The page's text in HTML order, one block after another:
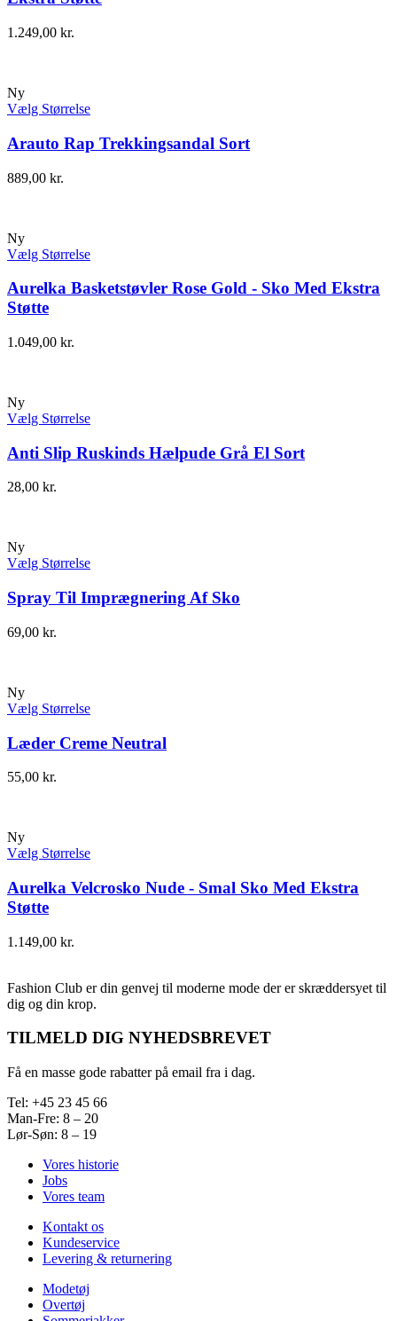
1.249,00 kr.
Ny
Vælg Størrelse
Arauto Rap Trekkingsandal Sort
889,00 kr.
Ny
Vælg Størrelse
Aurelka Basketstøvler Rose Gold - Sko Med Ekstra
Støtte
1.049,00 kr.
Ny
Vælg Størrelse
Anti Slip Ruskinds Hælpude Grå El Sort
28,00 kr.
Ny
Vælg Størrelse
Spray Til Imprægnering Af Sko
69,00 kr.
Ny
Vælg Størrelse
Læder Creme Neutral
55,00 kr.
Ny
Vælg Størrelse
Aurelka Velcrosko Nude - Smal Sko Med Ekstra
Støtte
1.149,00 kr.
Fashion Club er din genvej til moderne mode der er skræddersyet til
dig og din krop.
TILMELD DIG NYHEDSBREVET
Få en masse gode rabatter på email fra i dag.
Tel: +45 23 45 66
Man-Fre: 8 – 20
Lør-Søn: 8 – 19
Vores historie
Jobs
Vores team
Kontakt os
Kundeservice
Levering & returnering
Modetøj
Overtøj